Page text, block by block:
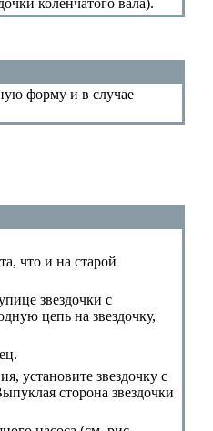
форму и в случае
что и на старой
звездочки с
цепь на звездочку,
установите звездочку с
сторона звездочки